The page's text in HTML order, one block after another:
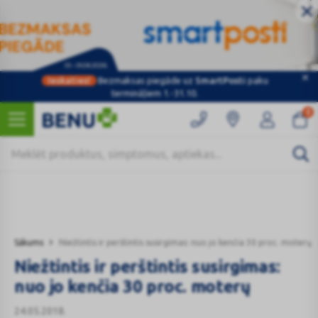
Ieskaties! Bezmaksas piegāde uz SmartPostipaku
termināļiem 1.-31.10.
0
Sākums Niežtintis ir perštintis susirgimas: nuo jo kenčia 30 proc. moterų
Kategorijas
Niežtintis ir perštintis susirgimas:
nuo jo kenčia 30 proc. moterų
24.05.2018.